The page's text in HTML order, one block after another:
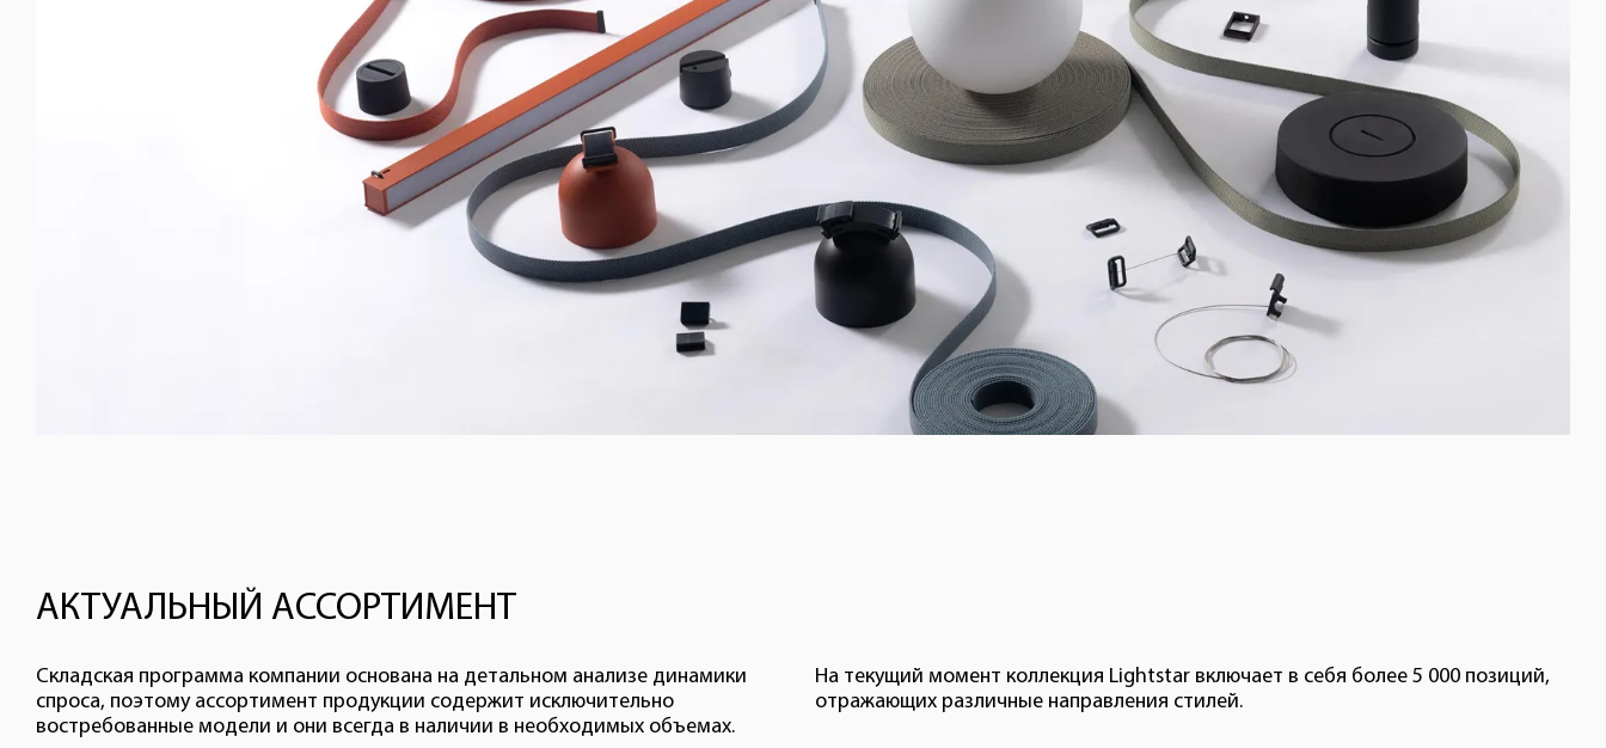
АКТУАЛЬНЫЙ АССОРТИМЕНТ
Складская программа компании основана на детальном анализе динамики
спроса, поэтому ассортимент продукции содержит исключительно
востребованные модели и они всегда в наличии в необходимых объемах.
На текущий момент коллекция Lightstar включает в себя более 5 000 позиций,
отражающих различные направления стилей.